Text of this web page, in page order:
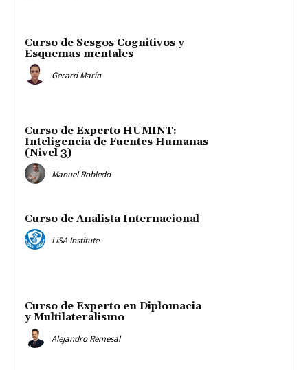
Curso de Sesgos Cognitivos y
Esquemas mentales
Gerard Marín
Curso de Experto HUMINT:
Inteligencia de Fuentes Humanas
(Nivel 3)
Manuel Robledo
Curso de Analista Internacional
LISA Institute
Curso de Experto en Diplomacia
y Multilateralismo
Alejandro Remesal